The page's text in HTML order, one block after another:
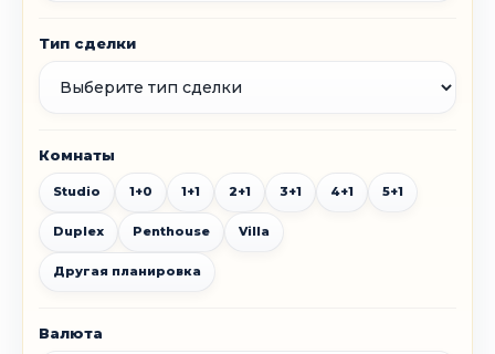
Тип сделки
Комнаты
Studio 1+0 1+1 2+1 3+1 4+1 5+1
Duplex Penthouse Villa
Другая планировка
Валюта